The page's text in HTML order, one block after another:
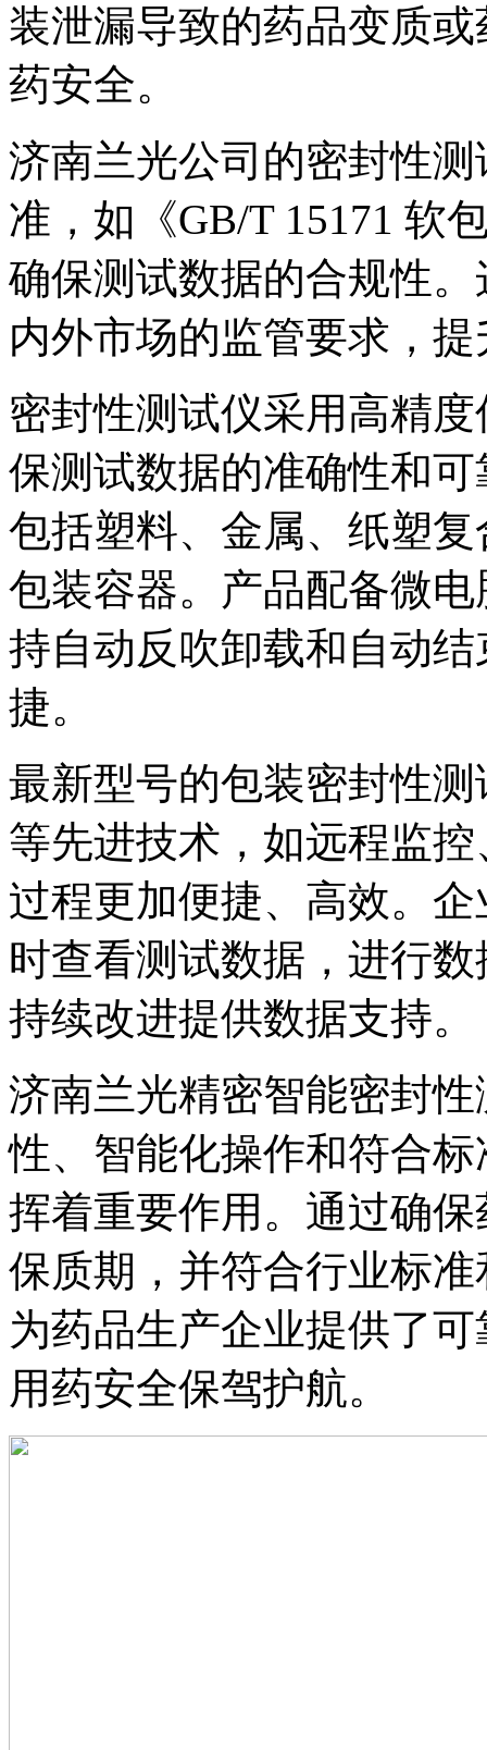
装泄漏导致的药品变质
药安全。
济南兰光公司的密封性
准，如《GB/T 15171 软
确保测试数据的合规性
内外市场的监管要求，
密封性测试仪采用高精
保测试数据的准确性和
包括塑料、金属、纸塑
包装容器。产品配备微
持自动反吹卸载和自动
捷。
最新型号的包装密封性
等先进技术，如远程监
过程更加便捷、高效。
时查看测试数据，进行
持续改进提供数据支持。
济南兰光精密智能密封
性、智能化操作和符合
挥着重要作用。通过确
保质期，并符合行业标
为药品生产企业提供了
用药安全保驾护航。